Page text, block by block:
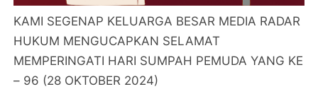
KAMI SEGENAP KELUARGA BESAR MEDIA RADAR
HUKUM MENGUCAPKAN SELAMAT
MEMPERINGATI HARI SUMPAH PEMUDA YANG KE
– 96 (28 OKTOBER 2024)